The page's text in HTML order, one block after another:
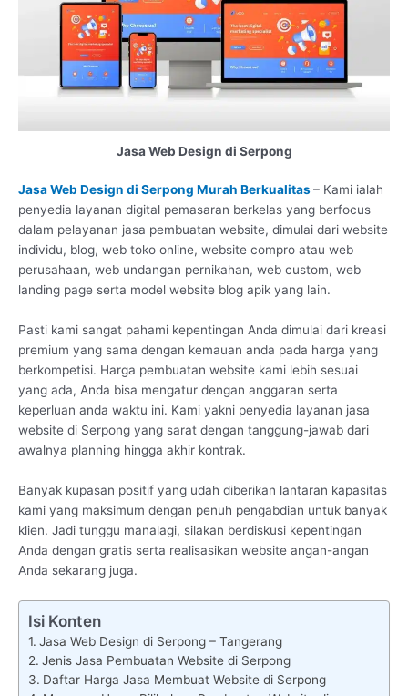
Jasa Web Design di Serpong
Jasa Web Design di Serpong Murah Berkualitas– Kami ialah
penyedia layanan digital pemasaran berkelas yang berfocus
dalam pelayanan jasa pembuatan website, dimulai dari website
individu, blog, web toko online, website compro atau web
perusahaan, web undangan pernikahan, web custom, web
landing page serta model website blog apik yang lain.
Pasti kami sangat pahami kepentingan Anda dimulai dari kreasi
premium yang sama dengan kemauan anda pada harga yang
berkompetisi. Harga pembuatan website kami lebih sesuai
yang ada, Anda bisa mengatur dengan anggaran serta
keperluan anda waktu ini. Kami yakni penyedia layanan jasa
website di Serpong yang sarat dengan tanggung-jawab dari
awalnya planning hingga akhir kontrak.
Banyak kupasan positif yang udah diberikan lantaran kapasitas
kami yang maksimum dengan penuh pengabdian untuk banyak
klien. Jadi tunggu manalagi, silakan berdiskusi kepentingan
Anda dengan gratis serta realisasikan website angan-angan
Anda sekarang juga.
Isi Konten
Jasa Web Design di Serpong – Tangerang
Jenis Jasa Pembuatan Website di Serpong
Daftar Harga Jasa Membuat Website di Serpong